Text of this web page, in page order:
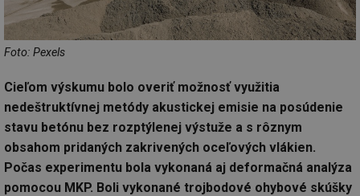
Foto: Pexels
Cieľom výskumu bolo overiť možnosť využitia
nedeštruktívnej metódy akustickej emisie na posúdenie
stavu betónu bez rozptýlenej výstuže a s rôznym
obsahom pridaných zakrivených oceľových vlákien.
Počas experimentu bola vykonaná aj deformačná analýza
pomocou MKP. Boli vykonané trojbodové ohybové skúšky